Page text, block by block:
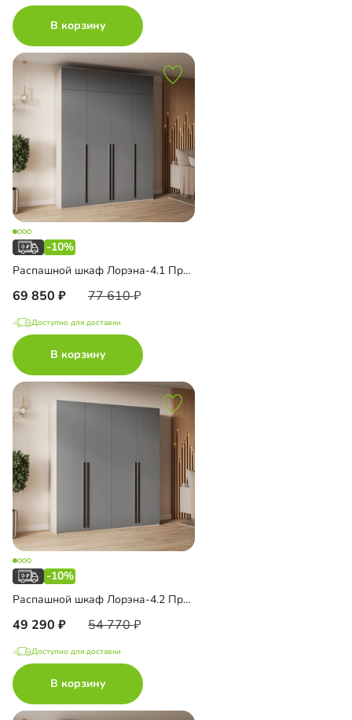
В корзину
-10%
Распашной шкаф Лорэна-4.1 Премиум с антресолью
69 850 77 610
Доступно для доставки
В корзину
-10%
Распашной шкаф Лорэна-4.2 Премиум
49 290 54 770
Доступно для доставки
В корзину